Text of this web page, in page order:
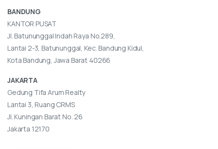
BANDUNG
KANTOR PUSAT
Jl. Batununggal Indah Raya No.289,
Lantai 2-3, Batununggal, Kec. Bandung Kidul,
Kota Bandung, Jawa Barat 40266
JAKARTA
Gedung Tifa Arum Realty
Lantai 3, Ruang CRMS
Jl. Kuningan Barat No. 26
Jakarta 12170